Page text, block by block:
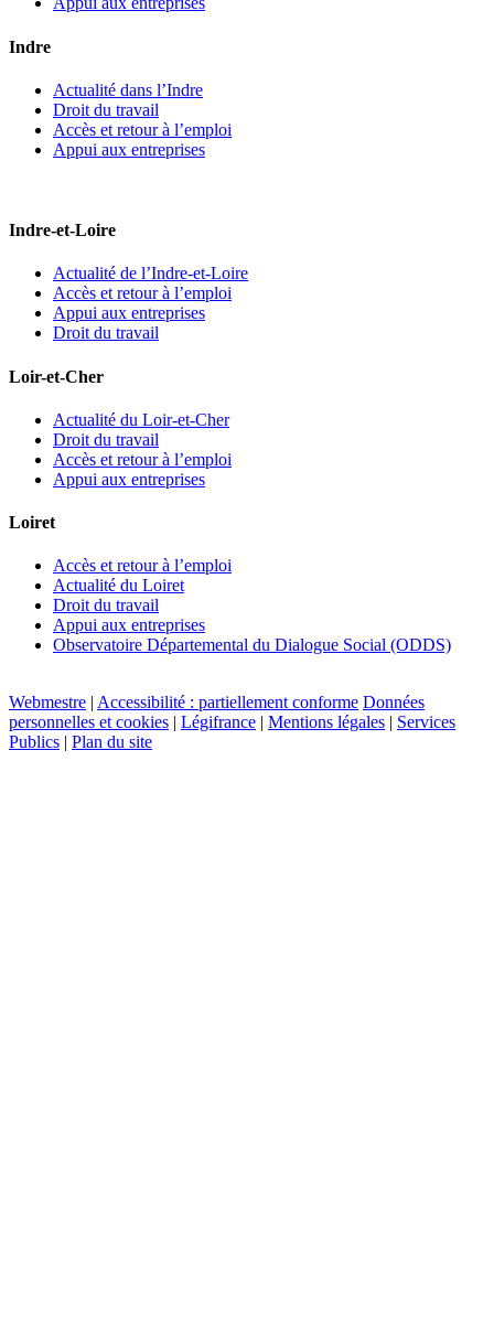
Indre
Actualité dans l’Indre
Droit du travail
Accès et retour à l’emploi
Appui aux entreprises
Indre-et-Loire
Actualité de l’Indre-et-Loire
Accès et retour à l’emploi
Appui aux entreprises
Droit du travail
Loir-et-Cher
Actualité du Loir-et-Cher
Droit du travail
Accès et retour à l’emploi
Appui aux entreprises
Loiret
Accès et retour à l’emploi
Actualité du Loiret
Droit du travail
Appui aux entreprises
Observatoire Départemental du Dialogue Social (ODDS)
Webmestre | Accessibilité : partiellement conforme Données
personnelles et cookies | Légifrance | Mentions légales | Services
Publics | Plan du site